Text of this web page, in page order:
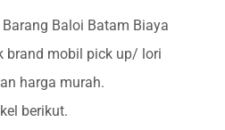
Baloi Batam Biaya
brand mobil pick up/ lori
harga murah.
berikut.